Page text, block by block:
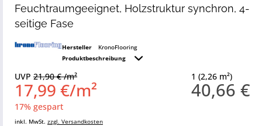
Feuchtraumgeeignet, Holzstruktur synchron, 4-
seitige Fase
Hersteller
KronoFlooring
Produktbeschreibung
1 (2,26 m²)
40,66 €
UVP 21,90 € /m²
17,99 €/m²
17% gespart
inkl. MwSt. zzgl. Versandkosten